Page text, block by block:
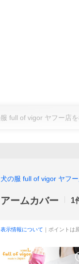
犬の服 full of vigor ヤフ
アームカバー 1
表示情報について ｜ポイントは